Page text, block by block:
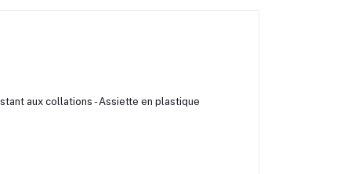
aux collations - Assiette en plastique